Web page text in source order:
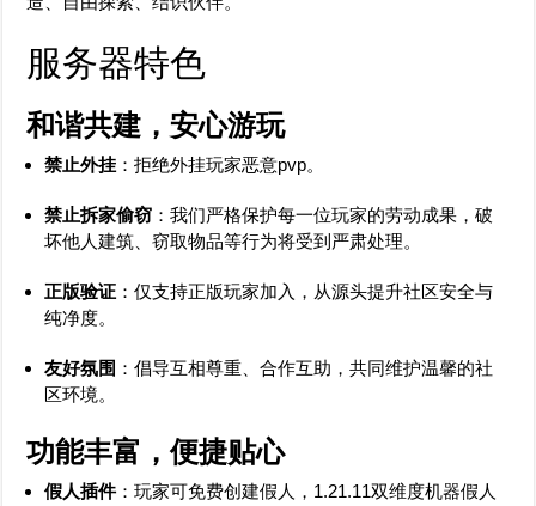
服务器特色
和谐共建，安心游玩
禁止外挂 ：拒绝外挂玩家恶意pvp。
禁止拆家偷窃 ：我们严格保护每一位玩家的劳动成果，破
坏他人建筑、窃取物品等行为将受到严肃处理。
正版验证 ：仅支持正版玩家加入，从源头提升社区安全与
纯净度。
友好氛围 ：倡导互相尊重、合作互助，共同维护温馨的社
区环境。
功能丰富，便捷贴心
假人插件：玩家可免费创建假人，1.21.11双维度机器假人